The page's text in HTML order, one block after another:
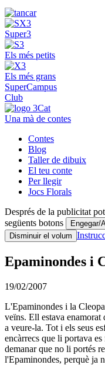
Super3
Els més petits
Els més grans
SuperCampus
Club
Una mà de contes
Contes
Blog
Taller de dibuix
El teu conte
Per llegir
Jocs Florals
Després de la publicitat
següents botons
Engegar/
Disminuir el volum
Epaminondes i
19/02/2007
L'Epaminondes i la
veïns. Ell estava enamorat
a veure-la. Tot i els seus
encàrrecs que li portava
demanar que no li portés
l'Epaminondes, perquè ja